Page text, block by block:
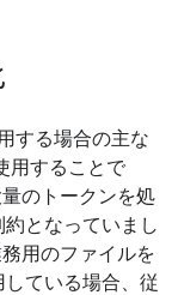
する場合の主な
用することで
のトークンを処
となっていまし
用のファイルを
ている場合、従